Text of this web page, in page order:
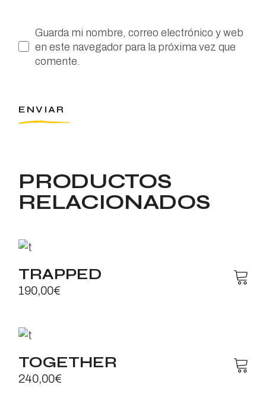
Guarda mi nombre, correo electrónico y web
en este navegador para la próxima vez que
comente.
ENVIAR
PRODUCTOS
RELACIONADOS
TRAPPED
190,00€
TOGETHER
240,00€